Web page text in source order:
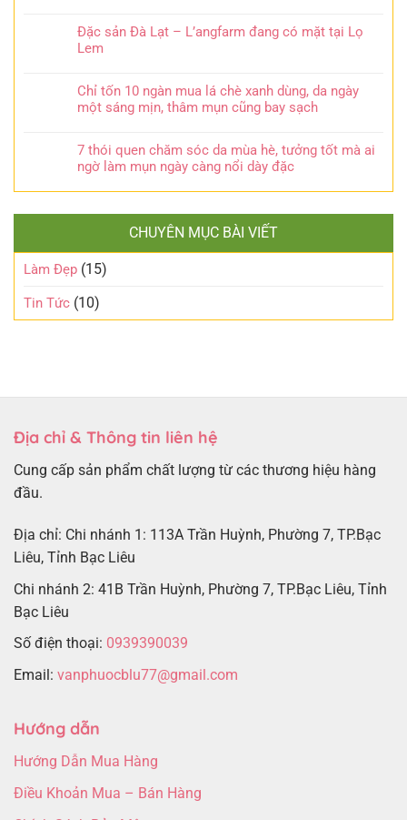
Đặc sản Đà Lạt – L’angfarm đang có mặt tại Lọ
Lem
Chỉ tốn 10 ngàn mua lá chè xanh dùng, da ngày
một sáng mịn, thâm mụn cũng bay sạch
7 thói quen chăm sóc da mùa hè, tưởng tốt mà ai
ngờ làm mụn ngày càng nổi dày đặc
CHUYÊN MỤC BÀI VIẾT
Làm Đẹp (15)
Tin Tức (10)
Địa chỉ & Thông tin liên hệ
Cung cấp sản phẩm chất lượng từ các thương hiệu hàng
đầu.
Địa chỉ: Chi nhánh 1: 113A Trần Huỳnh, Phường 7, TP.Bạc
Liêu, Tỉnh Bạc Liêu
Chi nhánh 2: 41B Trần Huỳnh, Phường 7, TP.Bạc Liêu, Tỉnh
Bạc Liêu
Số điện thoại: 0939390039
Email: vanphuocblu77@gmail.com
Hướng dẫn
Hướng Dẫn Mua Hàng
Điều Khoản Mua – Bán Hàng